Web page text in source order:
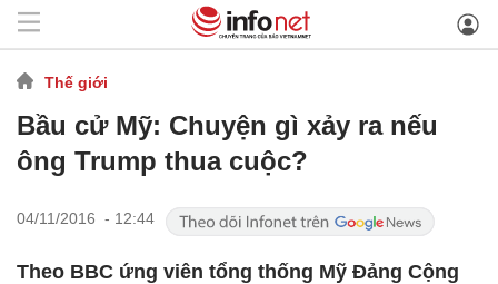
Thế giới
Bầu cử Mỹ: Chuyện gì xảy ra nếu
ông Trump thua cuộc?
04/11/2016 - 12:44
Theo BBC ứng viên tổng thống Mỹ Đảng Cộng